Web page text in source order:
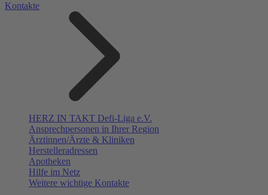
Kontakte
HERZ IN TAKT Defi-Liga e.V.
Ansprechpersonen in Ihrer Region
Ärztinnen/Ärzte & Kliniken
Herstelleradressen
Apotheken
Hilfe im Netz
Weitere wichtige Kontakte